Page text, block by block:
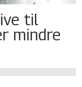
til
mindre